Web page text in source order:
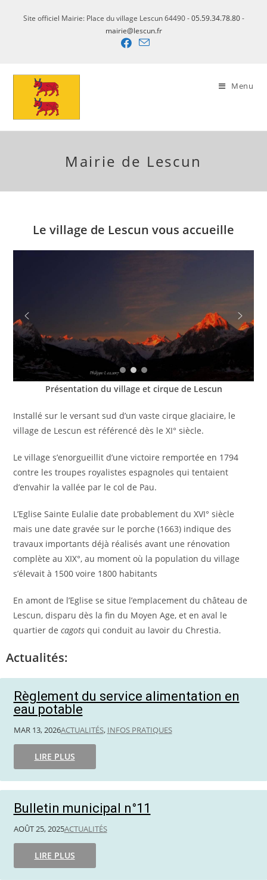
Site officiel Mairie: Place du village Lescun 64490 -05.59.34.78.80-
mairie@lescun.fr
Menu
Mairie de Lescun
Le village de Lescun vous accueille
Présentation du village et cirque de Lescun
Installé sur le versant sud d’un vaste cirque glaciaire, le
village de Lescun est référencé dès le XI° siècle.
Le village s’enorgueillit d’une victoire remportée en 1794
contre les troupes royalistes espagnoles qui tentaient
d’envahir la vallée par le col de Pau.
L’Eglise Sainte Eulalie date probablement du XVI° siècle
mais une date gravée sur le porche (1663) indique des
travaux importants déjà réalisés avant une rénovation
complète au XIX°, au moment où la population du village
s’élevait à 1500 voire 1800 habitants
En amont de l’Eglise se situe l’emplacement du château de
Lescun, disparu dès la fin du Moyen Age, et en aval le
quartier decagots qui conduit au lavoir du Chrestia.
Actualités:
Règlement du service alimentation en
eau potable
MAR 13, 2026ACTUALITÉS, INFOS PRATIQUES
LIRE PLUS
Bulletin municipal n°11
AOÛT 25, 2025ACTUALITÉS
LIRE PLUS